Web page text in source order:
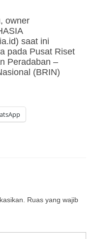
, owner
saat ini
pada Pusat Riset
Peradaban –
(BRIN)
Ruas yang wajib